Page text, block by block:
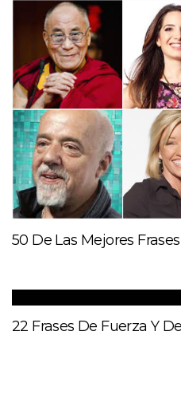
50 De Las Mejores
22 Frases De Fuerza Y